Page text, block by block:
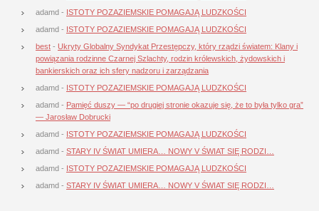
adamd - ISTOTY POZAZIEMSKIE POMAGAJĄ LUDZKOŚCI
adamd - ISTOTY POZAZIEMSKIE POMAGAJĄ LUDZKOŚCI
best - Ukryty Globalny Syndykat Przestępczy, który rządzi światem: Klany i
powiązania rodzinne Czarnej Szlachty, rodzin królewskich, żydowskich i
bankierskich oraz ich sfery nadzoru i zarządzania
adamd - ISTOTY POZAZIEMSKIE POMAGAJĄ LUDZKOŚCI
adamd - Pamięć duszy — “po drugiej stronie okazuje się, że to była tylko gra”
— Jarosław Dobrucki
adamd - ISTOTY POZAZIEMSKIE POMAGAJĄ LUDZKOŚCI
adamd - STARY IV ŚWIAT UMIERA… NOWY V ŚWIAT SIĘ RODZI…
adamd - ISTOTY POZAZIEMSKIE POMAGAJĄ LUDZKOŚCI
adamd - STARY IV ŚWIAT UMIERA… NOWY V ŚWIAT SIĘ RODZI…